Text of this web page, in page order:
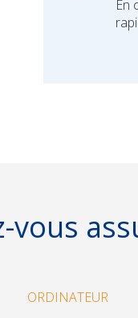
En
vous
ORDINATEUR